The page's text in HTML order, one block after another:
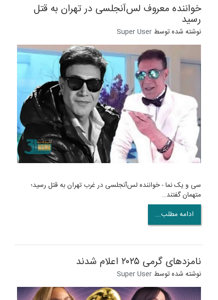
خواننده معروف لس‌آنجلسی در تهران به قتل
رسید
نوشته شده توسط Super User
سی و یک نما - خواننده لس‌آنجلسی در غرب تهران به قتل رسید؛
متهمان گفتند…
ادامه مطلب...
نامزدهای گرمی ۲۰۲۵ اعلام شدند
نوشته شده توسط Super User